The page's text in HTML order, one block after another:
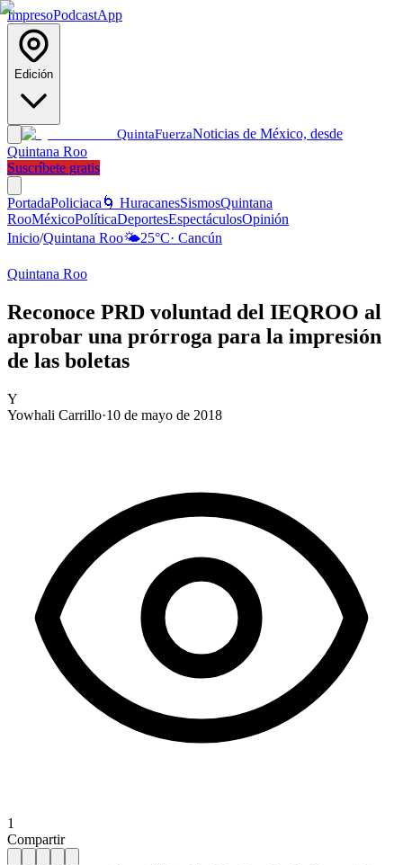
ImpresoPodcastApp
Edición
QuintaFuerzaNoticias de México, desde
Quintana Roo
Suscríbete gratis
PortadaPoliciaca 🌀 HuracanesSismosQuintana
RooMéxicoPolíticaDeportesEspectáculosOpinión
Inicio/Quintana Roo🌤️25°C· Cancún
Quintana Roo
Reconoce PRD voluntad del IEQROO al
aprobar una prórroga para la impresión
de las boletas
Y
Yowhali Carrillo·10 de mayo de 2018
1
Compartir